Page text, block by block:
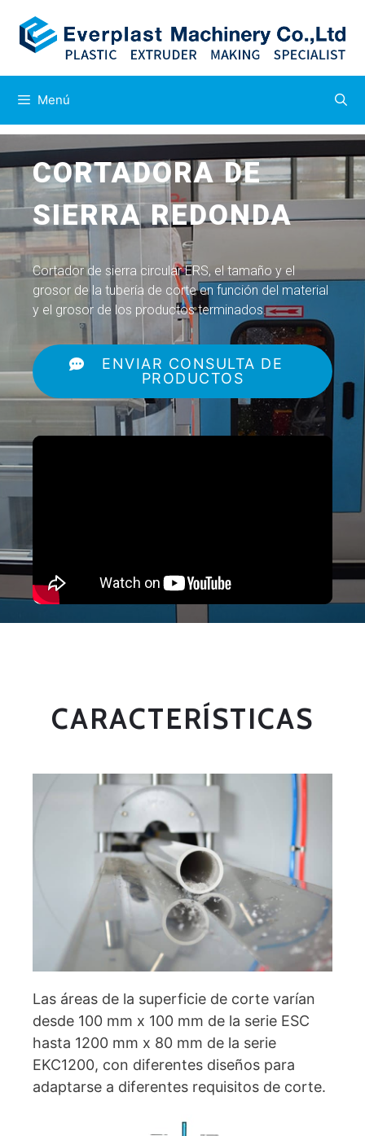
Menú
CORTADORA DE
SIERRA REDONDA
Cortador de sierra circular ERS, el tamaño y el
grosor de la tubería de corte en función del material
y el grosor de los productos terminados.
ENVIAR CONSULTA DE
PRODUCTOS
CARACTERÍSTICAS
Las áreas de la superficie de corte varían
desde 100 mm x 100 mm de la serie ESC
hasta 1200 mm x 80 mm de la serie
EKC1200, con diferentes diseños para
adaptarse a diferentes requisitos de corte.